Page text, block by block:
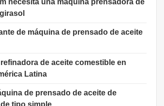
necesita una máquina prensadora de
de máquina de prensado de aceite
refinadora de aceite comestible en
Latina
de prensado de aceite de
tipo simple